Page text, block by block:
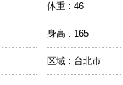
体重 : 46
身高 : 165
区域 : 台北市